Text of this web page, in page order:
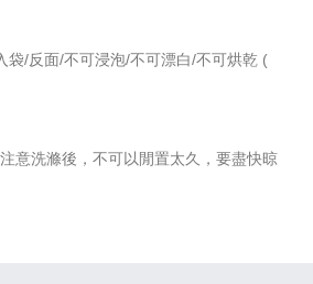
袋/反面/不可浸泡/不可漂白/不可烘乾 (
意洗滌後，不可以閒置太久，要盡快晾